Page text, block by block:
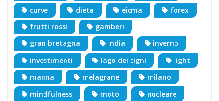
curve
dieta eicma
forex
frutti rossi
gamberi
gran bretagna
India
inverno
investimenti
lago dei cigni
light
manna
melagrane
milano
mindfulness
moto
nucleare